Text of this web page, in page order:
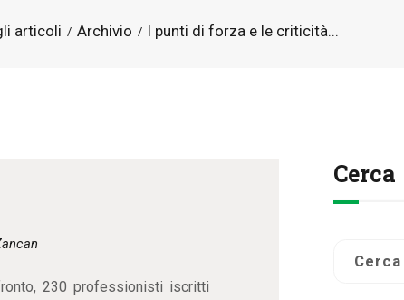
articoli Archivio I punti di forza e le criticità...
230 professionisti iscritti
Cerca